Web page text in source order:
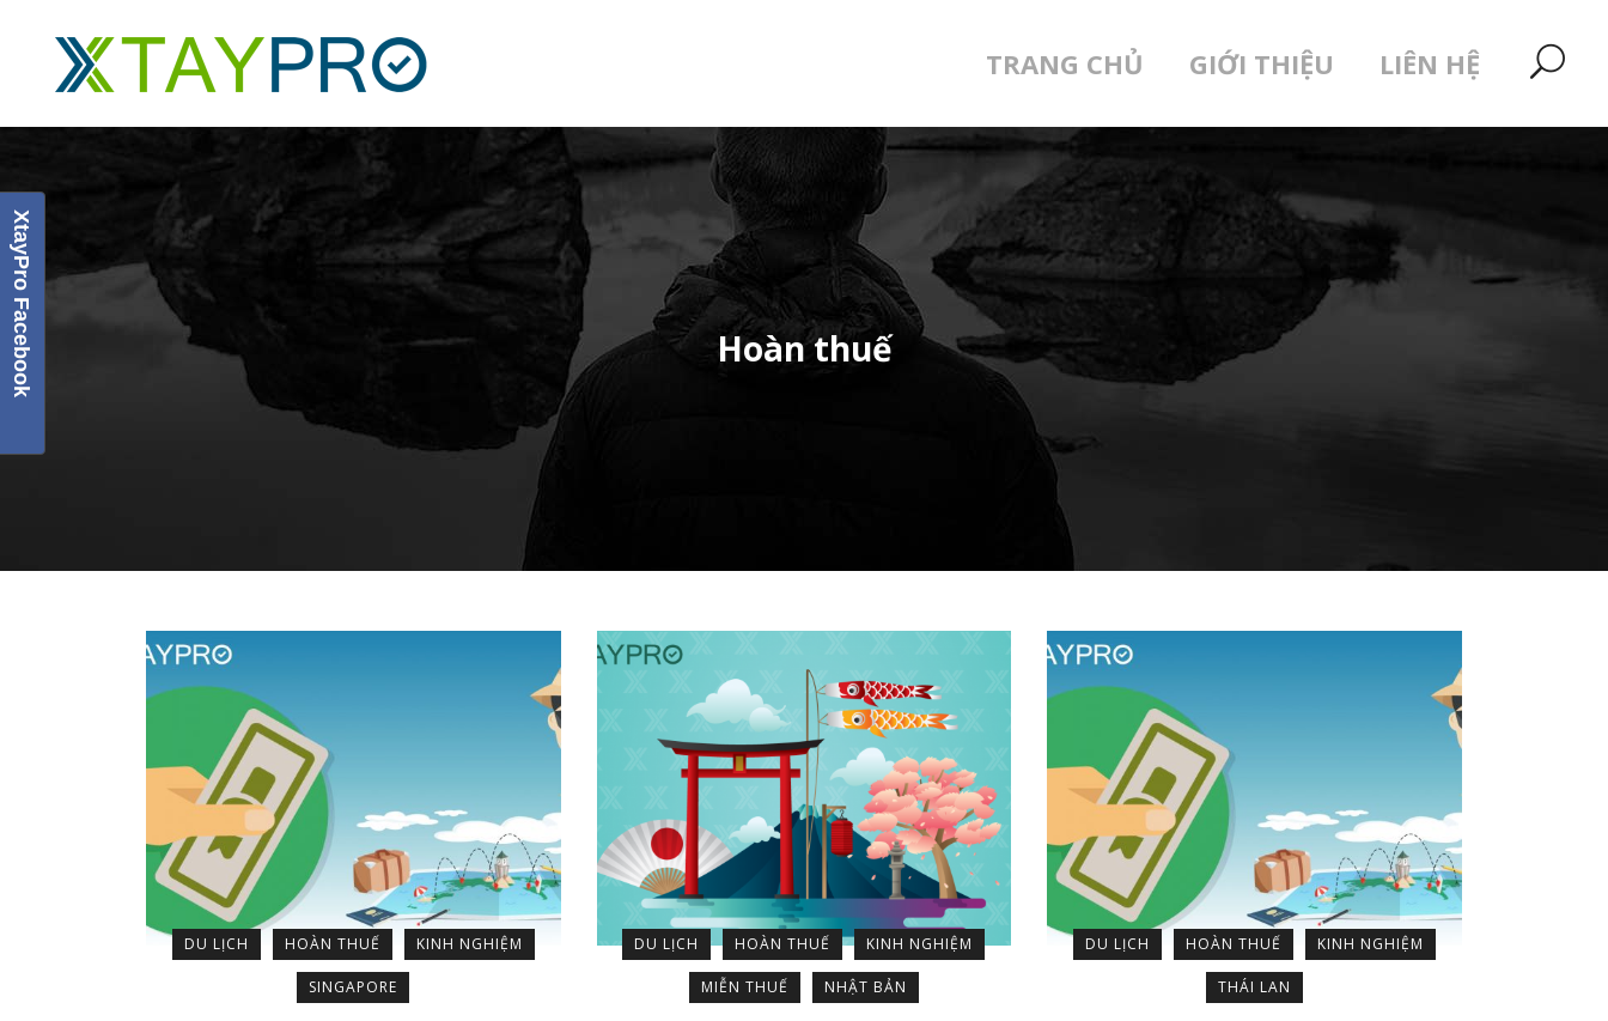
TRANG CHỦ GIỚI THIỆU LIÊN HỆ
Hoàn thuế
DU LỊCH HOÀN THUẾ KINH NGHIỆM
SINGAPORE
DU LỊCH HOÀN THUẾ KINH NGHIỆM
MIỄN THUẾ NHẬT BẢN
DU LỊCH HOÀN THUẾ KINH NGHIỆM
THÁI LAN
XtayPro Facebook